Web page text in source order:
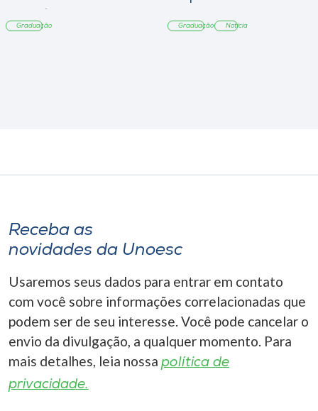
Graduação Graduação Notícia
Receba as
novidades da Unoesc
Usaremos seus dados para entrar em contato
com você sobre informações correlacionadas que
podem ser de seu interesse. Você pode cancelar o
envio da divulgação, a qualquer momento. Para
mais detalhes, leia nossa política de
privacidade.